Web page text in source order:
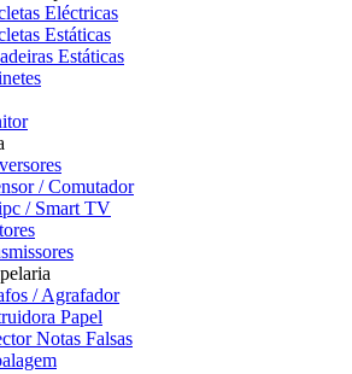
Eléctricas
Estáticas
Estáticas
/ Comutador
/ Smart TV
/ Agrafador
Papel
Notas Falsas